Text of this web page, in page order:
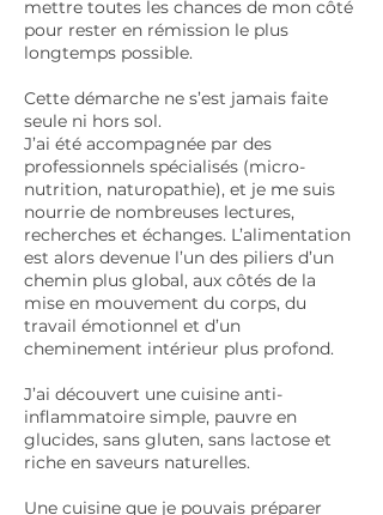
mettre toutes les chances de mon côté
pour rester en rémission le plus
longtemps possible.
Cette démarche ne s’est jamais faite
seule ni hors sol.
J’ai été accompagnée par des
professionnels spécialisés (micro-
nutrition, naturopathie), et je me suis
nourrie de nombreuses lectures,
recherches et échanges. L’alimentation
est alors devenue l’un des piliers d’un
chemin plus global, aux côtés de la
mise en mouvement du corps, du
travail émotionnel et d’un
cheminement intérieur plus profond.
J’ai découvert une cuisine anti-
inflammatoire simple, pauvre en
glucides, sans gluten, sans lactose et
riche en saveurs naturelles.
Une cuisine que je pouvais préparer